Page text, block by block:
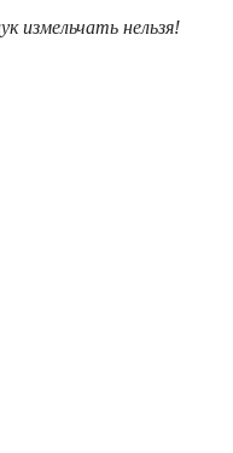
измельчать нельзя!